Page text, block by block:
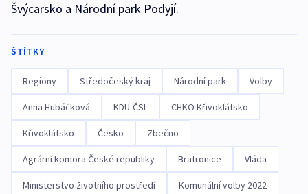
Švýcarsko a Národní park Podyjí.
ŠTÍTKY
Regiony Středočeský kraj Národní park Volby
Anna Hubáčková KDU-ČSL CHKO Křivoklátsko
Křivoklátsko Česko Zbečno
Agrární komora České republiky Bratronice Vláda
Ministerstvo životního prostředí Komunální volby 2022